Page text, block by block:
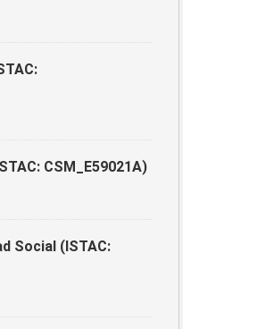
CSM_E59021A)
Social (ISTAC: